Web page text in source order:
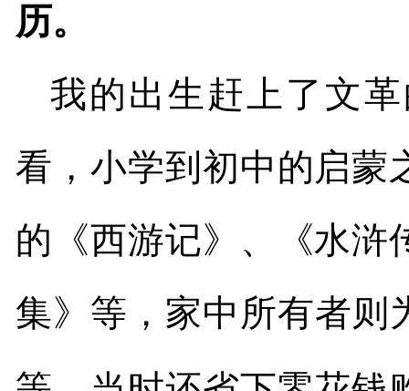
历。
我的出生赶上了文
看，小学到初中的启蒙
的《西游记》、《水浒
集》等，家中所有者则